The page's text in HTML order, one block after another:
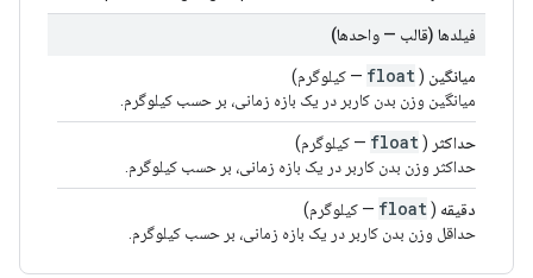
فیلدها (قالب — واحدها)
میانگین (
float — کیلوگرم)
میانگین وزن بدن کاربر در یک بازه زمانی، بر حسب کیلوگرم.
حداکثر (
float — کیلوگرم)
حداکثر وزن بدن کاربر در یک بازه زمانی، بر حسب کیلوگرم.
دقیقه (
float — کیلوگرم)
حداقل وزن بدن کاربر در یک بازه زمانی، بر حسب کیلوگرم.